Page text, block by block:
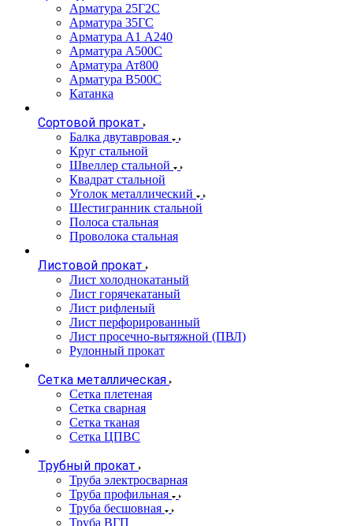
Арматура 25Г2С
Арматура 35ГС
Арматура А1 А240
Арматура А500С
Арматура Ат800
Арматура В500С
Катанка
Сортовой прокат
Балка двутавровая
Круг стальной
Швеллер стальной
Квадрат стальной
Уголок металлический
Шестигранник стальной
Полоса стальная
Проволока стальная
Листовой прокат
Лист холоднокатаный
Лист горячекатаный
Лист рифленый
Лист перфорированный
Лист просечно-вытяжной (ПВЛ)
Рулонный прокат
Сетка металлическая
Сетка плетеная
Сетка сварная
Сетка тканая
Сетка ЦПВС
Трубный прокат
Труба электросварная
Труба профильная
Труба бесшовная
Труба ВГП